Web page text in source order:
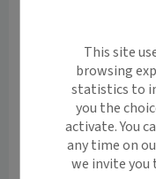
Accès pour
Ascenseur: oui
Etage: 2ème étage
Voir l’itinéraire
+
This site
browsing
statistics to
you the
activate. You
any time on
we invite you